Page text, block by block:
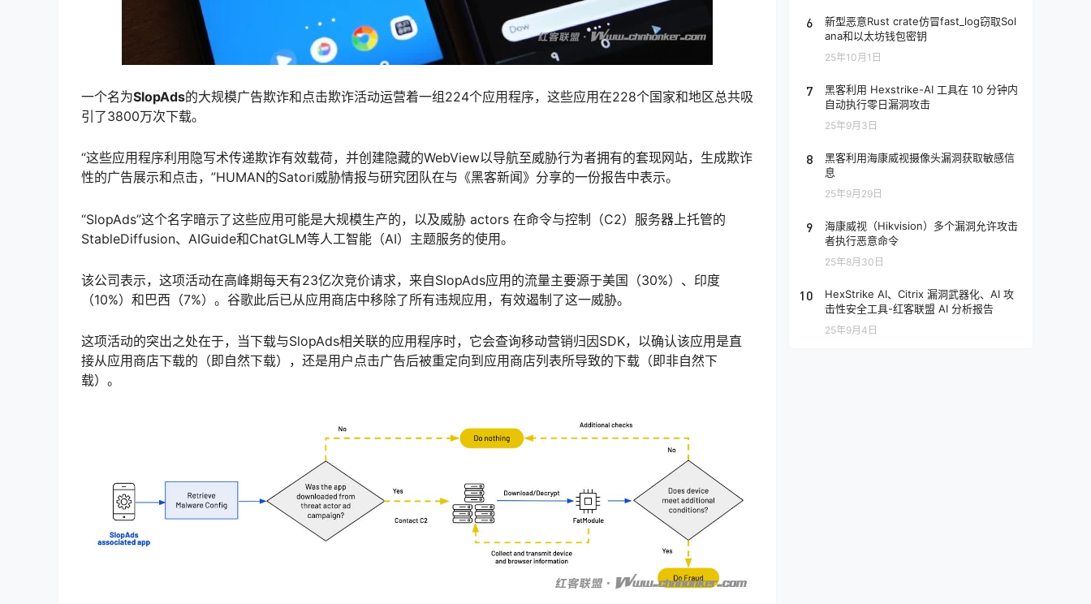
一个名为SlopAds的大规模广告欺诈和点击欺诈活动运营着一组224个应用程序，这些应用在228个国家和地区总共吸
引了3800万次下载。
“这些应用程序利用隐写术传递欺诈有效载荷，并创建隐藏的WebView以导航至威胁行为者拥有的套现网站，生成欺诈
性的广告展示和点击，”HUMAN的Satori威胁情报与研究团队在与《黑客新闻》分享的一份报告中表示。
“SlopAds”这个名字暗示了这些应用可能是大规模生产的，以及威胁 actors 在命令与控制（C2）服务器上托管的
StableDiffusion、AIGuide和ChatGLM等人工智能（AI）主题服务的使用。
该公司表示，这项活动在高峰期每天有23亿次竞价请求，来自SlopAds应用的流量主要源于美国（30%）、印度
（10%）和巴西（7%）。谷歌此后已从应用商店中移除了所有违规应用，有效遏制了这一威胁。
这项活动的突出之处在于，当下载与SlopAds相关联的应用程序时，它会查询移动营销归因SDK，以确认该应用是直
接从应用商店下载的（即自然下载），还是用户点击广告后被重定向到应用商店列表所导致的下载（即非自然下
载）。
6
新型恶意Rust crate仿冒fast_log窃取Sol
ana和以太坊钱包密钥
25年10月1日
7
黑客利用 Hexstrike-AI 工具在 10 分钟内
自动执行零日漏洞攻击
25年9月3日
8
黑客利用海康威视摄像头漏洞获取敏感信
息
25年9月29日
9
海康威视（Hikvision）多个漏洞允许攻击
者执行恶意命令
25年8月30日
10
HexStrike AI、Citrix 漏洞武器化、AI 攻
击性安全工具-红客联盟 AI 分析报告
25年9月4日